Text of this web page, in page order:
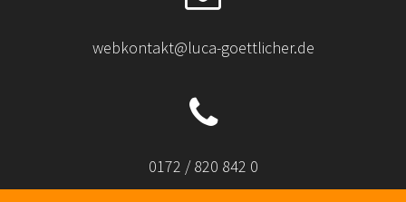
webkontakt@luca-goettlicher.de
0172 / 820 842 0